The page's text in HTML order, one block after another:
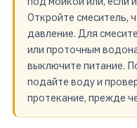
Откройте смеситель,
давление. Для
или проточным
выключите питание.
подайте воду и
протекание, прежде